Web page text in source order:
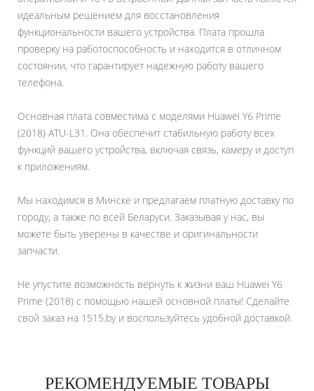
идеальным решением для восстановления
функциональности вашего устройства. Плата прошла
проверку на работоспособность и находится в отличном
состоянии, что гарантирует надежную работу вашего
телефона.
Основная плата совместима с моделями Huawei Y6 Prime
(2018) ATU-L31. Она обеспечит стабильную работу всех
функций вашего устройства, включая связь, камеру и доступ
к приложениям.
Мы находимся в Минске и предлагаем платную доставку по
городу, а также по всей Беларуси. Заказывая у нас, вы
можете быть уверены в качестве и оригинальности
запчасти.
Не упустите возможность вернуть к жизни ваш Huawei Y6
Prime (2018) с помощью нашей основной платы! Сделайте
свой заказ на 1515.by и воспользуйтесь удобной доставкой.
РЕКОМЕНДУЕМЫЕ ТОВАРЫ